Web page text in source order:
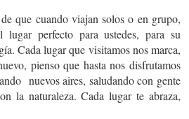
que cuando viajan solos o en grupo,
perfecto para ustedes, para su
Cada lugar que visitamos nos marca,
pienso que hasta nos disfrutamos
nuevos aires, saludando con gente
la naturaleza. Cada lugar te abraza,